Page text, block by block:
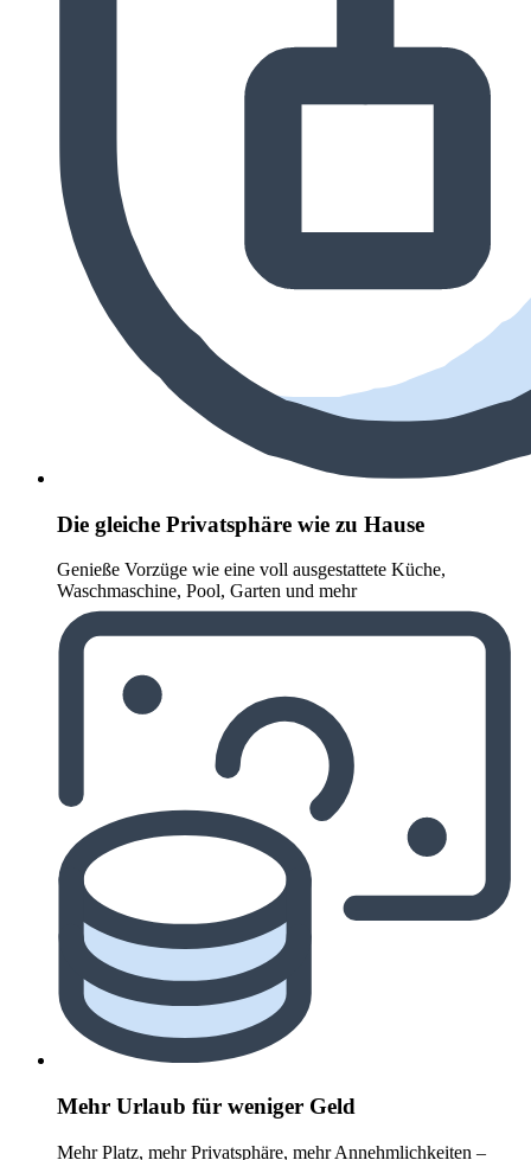
Die gleiche Privatsphäre wie zu Hause
Genieße Vorzüge wie eine voll ausgestattete Küche,
Waschmaschine, Pool, Garten und mehr
Mehr Urlaub für weniger Geld
Mehr Platz, mehr Privatsphäre, mehr Annehmlichkeiten –